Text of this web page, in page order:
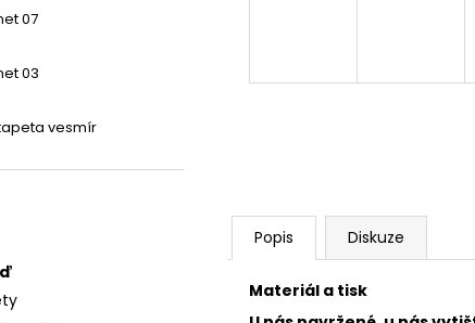
07
03
vesmír
Popis Diskuze
Materiál a tisk